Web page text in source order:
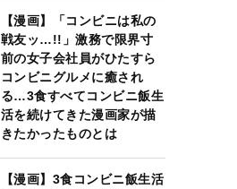
【漫画】「コンビニは私の
戦友ッ…!!」激務で限界寸
前の女子会社員がひたすら
コンビニグルメに癒され
る…3食すべてコンビニ飯生
活を続けてきた漫画家が描
きたかったものとは
【漫画】3食コンビニ飯生活